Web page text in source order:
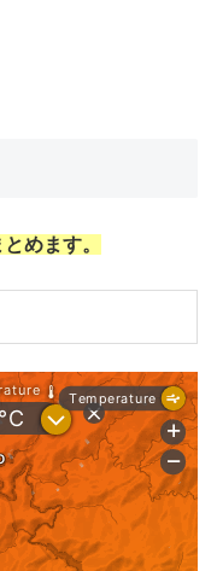
めます。